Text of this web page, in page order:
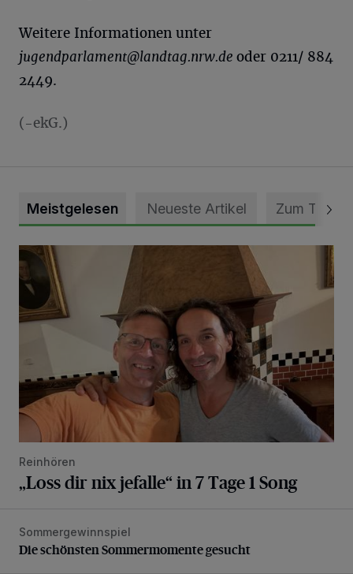
Weitere Informationen unter
jugendparlament@landtag.nrw.de oder 0211/ 884
2449.
(-ekG.)
Meistgelesen Neueste Artikel Zum Thema
„Loss dir nix jefalle“ in 7 Tage 1 Song
Reinhören
„Loss dir nix jefalle“ in 7 Tage 1 Song
Die schönsten Sommermomente gesucht
Sommergewinnspiel
Die schönsten Sommermomente gesucht